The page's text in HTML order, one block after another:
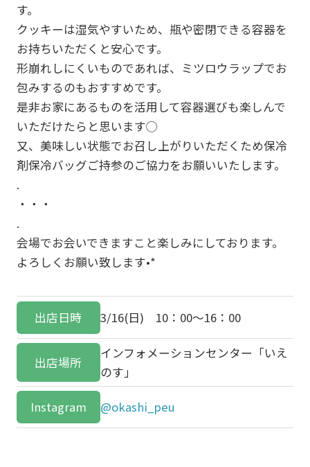
す。
クッキーは湿気やすいため、瓶や密閉できる容器を
お持ちいただくと安心です。
形崩れしにくいものであれば、ミツロウラップでお
包みするのもおすすめです。
是非お家にあるものを活用して容器選びも楽しんで
いただけたらと思います◯
又、美味しい状態でお召し上がりいただくため保冷
剤保冷バッグご持参のご協力をお願いいたします。
.
・・・
.
会場でお会いできますこと楽しみにしております。
よろしくお願い致します•*
出店日時 3/16(日) 10：00～16：00
出店場所
インフォメーションセンター「いえ
のす」
Instagram @okashi_peu